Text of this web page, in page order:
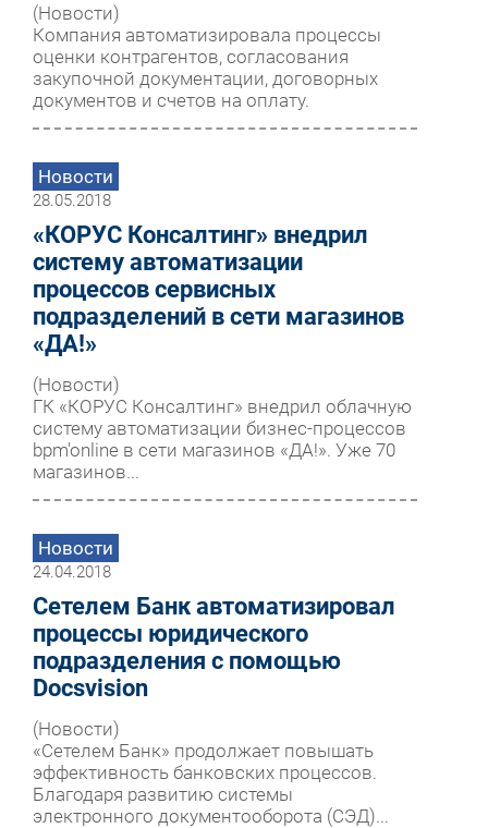
(Новости)
Компания автоматизировала процессы
оценки контрагентов, согласования
закупочной документации, договорных
документов и счетов на оплату.
Новости
28.05.2018
«КОРУС Консалтинг» внедрил
систему автоматизации
процессов сервисных
подразделений в сети магазинов
«ДА!»
(Новости)
ГК «КОРУС Консалтинг» внедрил облачную
систему автоматизации бизнес-процессов
bpm'online в сети магазинов «ДА!». Уже 70
магазинов...
Новости
24.04.2018
Сетелем Банк автоматизировал
процессы юридического
подразделения с помощью
Docsvision
(Новости)
«Сетелем Банк» продолжает повышать
эффективность банковских процессов.
Благодаря развитию системы
электронного документооборота (СЭД)...